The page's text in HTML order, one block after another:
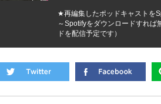
★再編集したポッドキャストを
～Spotifyをダウンロードすれば
ドを配信予定です）